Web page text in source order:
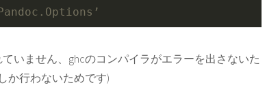
いません、ghcのコンパイラがエラーを出さないた
か行わないためです)